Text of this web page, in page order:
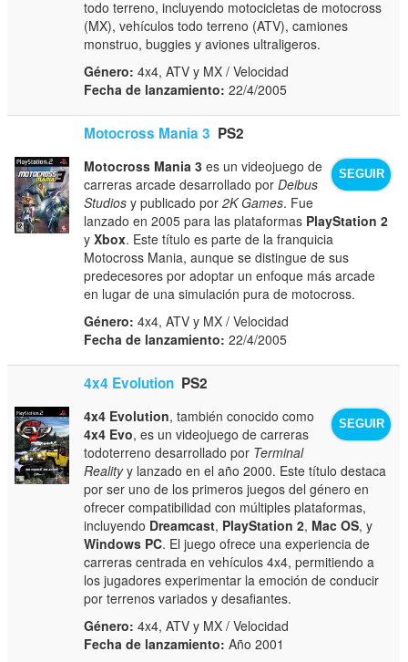
todo terreno, incluyendo motocicletas de motocross
(MX), vehículos todo terreno (ATV), camiones
monstruo, buggies y aviones ultraligeros.
Género: 4x4, ATV y MX / Velocidad
Fecha de lanzamiento: 22/4/2005
Motocross Mania 3 PS2
SEGUIR
Motocross Mania 3 es un videojuego de
carreras arcade desarrollado porDeibus
Studios y publicado por2K Games. Fue
lanzado en 2005 para las plataformas PlayStation 2
yXbox. Este título es parte de la franquicia
Motocross Mania, aunque se distingue de sus
predecesores por adoptar un enfoque más arcade
en lugar de una simulación pura de motocross.
Género: 4x4, ATV y MX / Velocidad
Fecha de lanzamiento: 22/4/2005
4x4 Evolution PS2
SEGUIR
4x4 Evolution, también conocido como
4x4 Evo, es un videojuego de carreras
todoterreno desarrollado por Terminal
Realityy lanzado en el año 2000. Este título destaca
por ser uno de los primeros juegos del género en
ofrecer compatibilidad con múltiples plataformas,
incluyendo Dreamcast, PlayStation 2, Mac OS, y
Windows PC. El juego ofrece una experiencia de
carreras centrada en vehículos 4x4, permitiendo a
los jugadores experimentar la emoción de conducir
por terrenos variados y desafiantes.
Género: 4x4, ATV y MX / Velocidad
Fecha de lanzamiento: Año 2001